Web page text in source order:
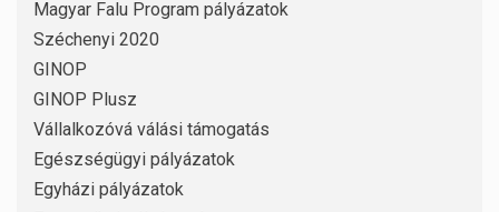
Magyar Falu Program pályázatok
Széchenyi 2020
GINOP
GINOP Plusz
Vállalkozóvá válási támogatás
Egészségügyi pályázatok
Egyházi pályázatok